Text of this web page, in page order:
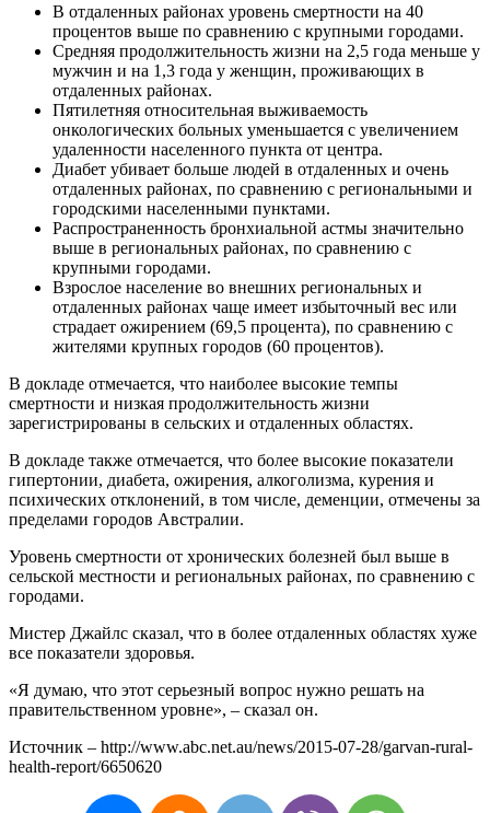
В отдаленных районах уровень смертности на 40
процентов выше по сравнению с крупными городами.
Средняя продолжительность жизни на 2,5 года меньше у
мужчин и на 1,3 года у женщин, проживающих в
отдаленных районах.
Пятилетняя относительная выживаемость
онкологических больных уменьшается с увеличением
удаленности населенного пункта от центра.
Диабет убивает больше людей в отдаленных и очень
отдаленных районах, по сравнению с региональными и
городскими населенными пунктами.
Распространенность бронхиальной астмы значительно
выше в региональных районах, по сравнению с
крупными городами.
Взрослое население во внешних региональных и
отдаленных районах чаще имеет избыточный вес или
страдает ожирением (69,5 процента), по сравнению с
жителями крупных городов (60 процентов).
В докладе отмечается, что наиболее высокие темпы
смертности и низкая продолжительность жизни
зарегистрированы в сельских и отдаленных областях.
В докладе также отмечается, что более высокие показатели
гипертонии, диабета, ожирения, алкоголизма, курения и
психических отклонений, в том числе, деменции, отмечены за
пределами городов Австралии.
Уровень смертности от хронических болезней был выше в
сельской местности и региональных районах, по сравнению с
городами.
Мистер Джайлс сказал, что в более отдаленных областях хуже
все показатели здоровья.
«Я думаю, что этот серьезный вопрос нужно решать на
правительственном уровне», – сказал он.
Источник – http://www.abc.net.au/news/2015-07-28/garvan-rural-
health-report/6650620